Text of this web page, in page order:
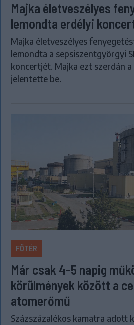
Majka életveszélyes
lemondta erdélyi
Majka életveszélyes
lemondta a sepsiszentgyörgyi
koncertjét. Majka ezt szerdán a
jelentette be.
FŐTÉR
Már csak 4-5 napig
körülmények között a
atomerőmű
Százszázalékos kamatra adott